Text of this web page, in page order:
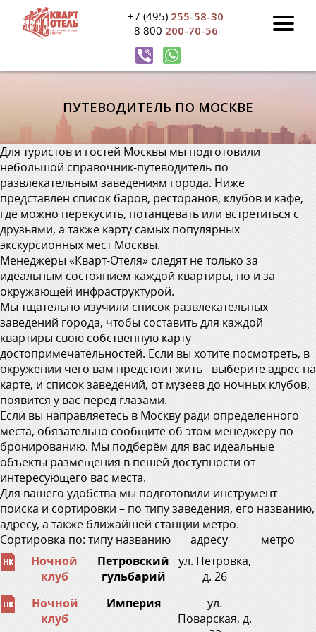
+7 (495) 255-58-30
8 800 200-70-56
ПУТЕВОДИТЕЛЬ ПО МОСКВЕ
Для туристов и гостей Москвы мы подготовили
небольшой справочник-путеводитель по
развлекательным заведениям города. Ниже
представлен список баров, ресторанов, клубов и кафе,
где можно перекусить, потанцевать или встретиться с
друзьями, а также карту самых популярных
экскурсионных мест Москвы.
Менеджеры «Кварт-Отеля» следят не только за
идеальным состоянием каждой квартиры, но и за
окружающей инфраструктурой.
Мы тщательно изучили список развлекательных
заведений города, чтобы составить для каждой
квартиры свою собственную карту
достопримечательностей. Если вы хотите посмотреть, в
окружении чего вам предстоит жить - выберите адрес на
карте, и список заведений, от музеев до ночных клубов,
появится у вас перед глазами.
Если вы направляетесь в Москву ради определенного
места, обязательно сообщите об этом менеджеру по
бронированию. Мы подберём для вас идеальные
объекты размещения в пешей доступности от
интересующего вас места.
Для вашего удобства мы подготовили инструмент
поиска и сортировки – по типу заведения, его названию,
адресу, а также ближайшей станции метро.
Сортировка по: типу названию адресу
метро
Ночной
клуб
Петровский
гульбарий
ул. Петровка,
д. 26
Ночной
клуб
Империя
ул.
Поварская, д.